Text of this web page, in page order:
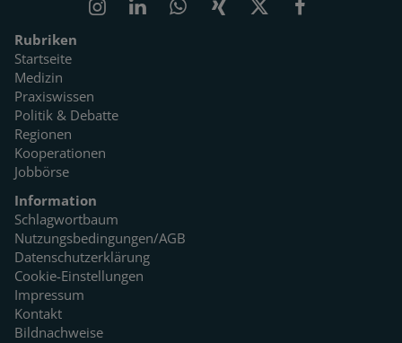
Rubriken
Startseite
Medizin
Praxiswissen
Politik & Debatte
Regionen
Kooperationen
Jobbörse
Information
Schlagwortbaum
Nutzungsbedingungen/AGB
Datenschutzerklärung
Cookie-Einstellungen
Impressum
Kontakt
Bildnachweise